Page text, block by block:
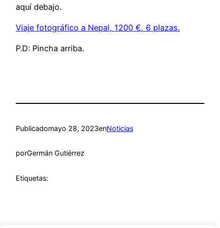
aquí debajo.
Viaje fotográfico a Nepal, 1200 €, 6 plazas.
P.D: Pincha arriba.
Publicadomayo 28, 2023enNoticias
porGermán Gutiérrez
Etiquetas: